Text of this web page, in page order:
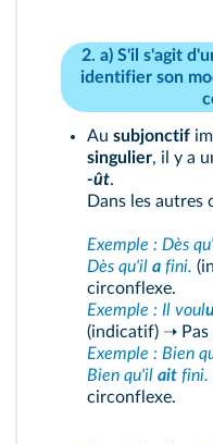
2. a) S'il s'agit
identifier son
Au subjonctif
singulier, il y a
-ût.
Dans les autres
Exemple : Dès
Dès qu'il a fini.
circonflexe.
Exemple : Il voul
(indicatif) ➝ Pas
Exemple : Bien
Bien qu'il ait fini.
circonflexe.